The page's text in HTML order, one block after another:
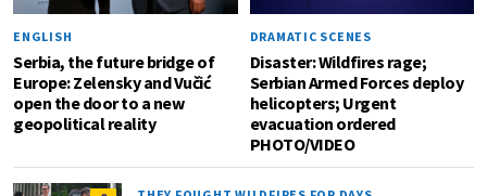
ENGLISH
Serbia, the future bridge of
Europe: Zelensky and Vučić
open the door to a new
geopolitical reality
DRAMATIC SCENES
Disaster: Wildfires rage;
Serbian Armed Forces deploy
helicopters; Urgent
evacuation ordered
PHOTO/VIDEO